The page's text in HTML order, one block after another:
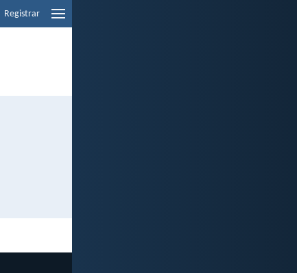
Registrar